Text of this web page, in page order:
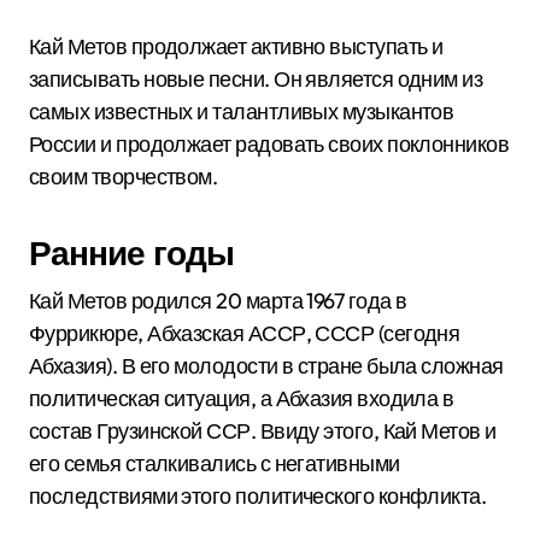
Кай Метов продолжает активно выступать и
записывать новые песни. Он является одним из
самых известных и талантливых музыкантов
России и продолжает радовать своих поклонников
своим творчеством.
Ранние годы
Кай Метов родился 20 марта 1967 года в
Фуррикюре, Абхазская АССР, СССР (сегодня
Абхазия). В его молодости в стране была сложная
политическая ситуация, а Абхазия входила в
состав Грузинской ССР. Ввиду этого, Кай Метов и
его семья сталкивались с негативными
последствиями этого политического конфликта.